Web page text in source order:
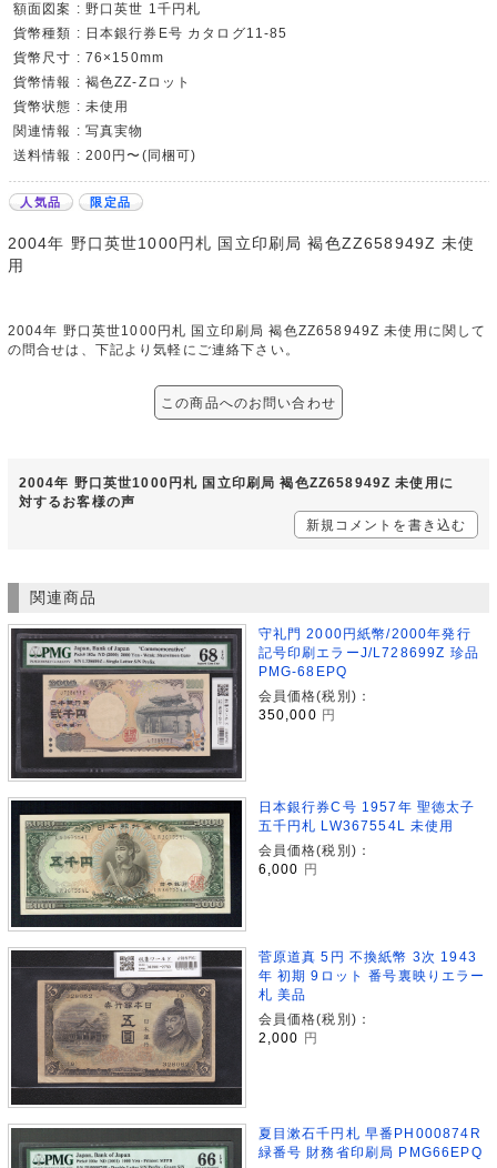
額面図案 : 野口英世 1千円札
貨幣種類 : 日本銀行券E号 カタログ11-85
貨幣尺寸 : 76×150mm
貨幣情報 : 褐色ZZ-Zロット
貨幣状態 : 未使用
関連情報 : 写真実物
送料情報 : 200円〜(同梱可)
人気品 限定品
2004年 野口英世1000円札 国立印刷局 褐色ZZ658949Z 未使
用
2004年 野口英世1000円札 国立印刷局 褐色ZZ658949Z 未使用に関して
の問合せは、下記より気軽にご連絡下さい。
この商品へのお問い合わせ
2004年 野口英世1000円札 国立印刷局 褐色ZZ658949Z 未使用に
対するお客様の声
新規コメントを書き込む
関連商品
守礼門 2000円紙幣/2000年発行
記号印刷エラーJ/L728699Z 珍品
PMG-68EPQ
会員価格(税別)：
350,000 円
日本銀行券C号 1957年 聖徳太子
五千円札 LW367554L 未使用
会員価格(税別)：
6,000
円
菅原道真 5円 不換紙幣 3次 1943
年 初期 9ロット 番号裏映りエラー
札 美品
会員価格(税別)：
2,000 円
夏目漱石千円札 早番PH000874R
緑番号 財務省印刷局 PMG66EPQ